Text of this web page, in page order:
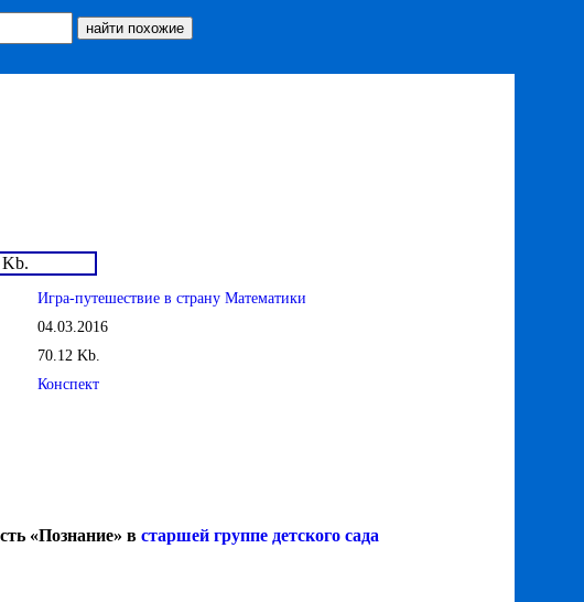
Kb.
Игра-путешествие в страну Математики
04.03.2016
70.12 Kb.
Конспект
«Познание» в старшей группе детского сада